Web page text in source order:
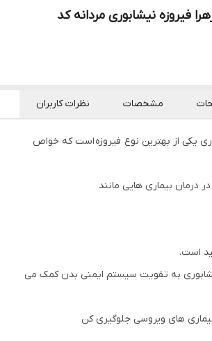
فیروزه نیشابوری مردانه کد
مشخصات نظرات کاربران
یکی از بهترین نوع فیروزه است که خواص
در درمان بیماری هایی مانند
است.
نیشابوری به تقویت سیستم ایمنی بدن کمک می
بیماری های ویروسی جلوگیری کن